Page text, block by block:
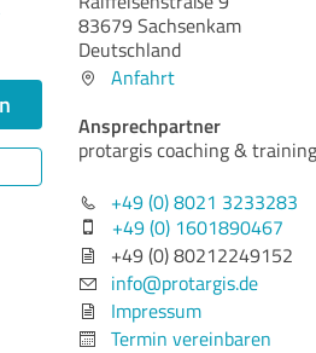
83679 Sachsenkam
Deutschland
Anfahrt
Ansprechpartner
protargis coaching & training
+49 (0) 8021 3233283
+49 (0) 1601890467
+49 (0) 80212249152
info@protargis.de
Impressum
Termin vereinbaren